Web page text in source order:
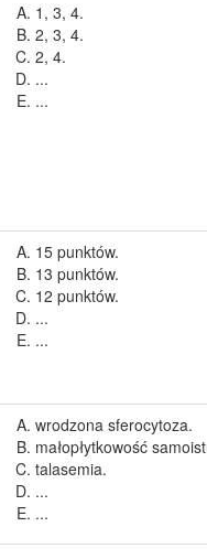
1, 3, 4.
2, 3, 4.
2, 4.
...
...
15 punktów.
13 punktów.
12 punktów.
...
...
wrodzona sferocytoza.
małopłytkowość
talasemia.
...
...